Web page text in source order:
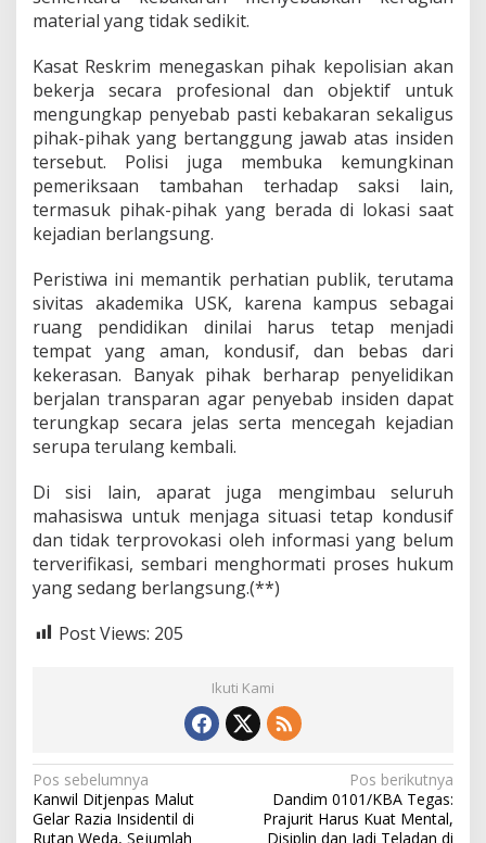
material yang tidak sedikit.
Kasat Reskrim menegaskan pihak kepolisian akan
bekerja secara profesional dan objektif untuk
mengungkap penyebab pasti kebakaran sekaligus
pihak-pihak yang bertanggung jawab atas insiden
tersebut. Polisi juga membuka kemungkinan
pemeriksaan tambahan terhadap saksi lain,
termasuk pihak-pihak yang berada di lokasi saat
kejadian berlangsung.
Peristiwa ini memantik perhatian publik, terutama
sivitas akademika USK, karena kampus sebagai
ruang pendidikan dinilai harus tetap menjadi
tempat yang aman, kondusif, dan bebas dari
kekerasan. Banyak pihak berharap penyelidikan
berjalan transparan agar penyebab insiden dapat
terungkap secara jelas serta mencegah kejadian
serupa terulang kembali.
Di sisi lain, aparat juga mengimbau seluruh
mahasiswa untuk menjaga situasi tetap kondusif
dan tidak terprovokasi oleh informasi yang belum
terverifikasi, sembari menghormati proses hukum
yang sedang berlangsung.(**)
Post Views: 205
Ikuti Kami
N
a
Pos sebelumnya
Kanwil Ditjenpas Malut
Gelar Razia Insidentil di
Rutan Weda, Sejumlah
Pos berikutnya
Dandim 0101/KBA Tegas:
Prajurit Harus Kuat Mental,
Disiplin dan Jadi Teladan di